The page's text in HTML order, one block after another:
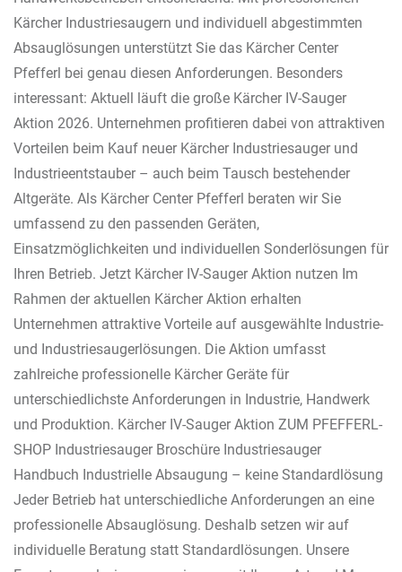
Kärcher Industriesaugern und individuell abgestimmten
Absauglösungen unterstützt Sie das Kärcher Center
Pfefferl bei genau diesen Anforderungen. Besonders
interessant: Aktuell läuft die große Kärcher IV-Sauger
Aktion 2026. Unternehmen profitieren dabei von attraktiven
Vorteilen beim Kauf neuer Kärcher Industriesauger und
Industrieentstauber – auch beim Tausch bestehender
Altgeräte. Als Kärcher Center Pfefferl beraten wir Sie
umfassend zu den passenden Geräten,
Einsatzmöglichkeiten und individuellen Sonderlösungen für
Ihren Betrieb. Jetzt Kärcher IV-Sauger Aktion nutzen Im
Rahmen der aktuellen Kärcher Aktion erhalten
Unternehmen attraktive Vorteile auf ausgewählte Industrie-
und Industriesaugerlösungen. Die Aktion umfasst
zahlreiche professionelle Kärcher Geräte für
unterschiedlichste Anforderungen in Industrie, Handwerk
und Produktion. Kärcher IV-Sauger Aktion ZUM PFEFFERL-
SHOP Industriesauger Broschüre Industriesauger
Handbuch Industrielle Absaugung – keine Standardlösung
Jeder Betrieb hat unterschiedliche Anforderungen an eine
professionelle Absauglösung. Deshalb setzen wir auf
individuelle Beratung statt Standardlösungen. Unsere